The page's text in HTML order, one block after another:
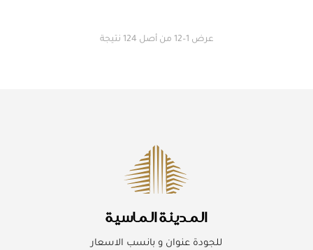
عرض 1–12 من أصل 124 نتيجة
المدينة الماسية
للجودة عنوان و بانسب الاسعار